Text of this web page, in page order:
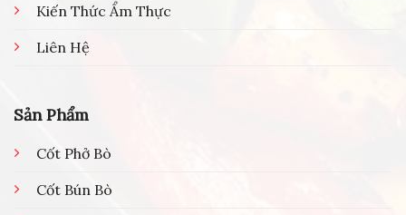
Kiến Thức Ẩm Thực
Liên Hệ
Sản Phẩm
Cốt Phở Bò
Cốt Bún Bò